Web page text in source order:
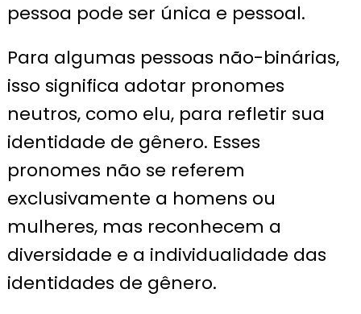
pessoa pode ser única e pessoal.
Para algumas pessoas não-binárias,
isso significa adotar pronomes
neutros, como elu, para refletir sua
identidade de gênero. Esses
pronomes não se referem
exclusivamente a homens ou
mulheres, mas reconhecem a
diversidade e a individualidade das
identidades de gênero.